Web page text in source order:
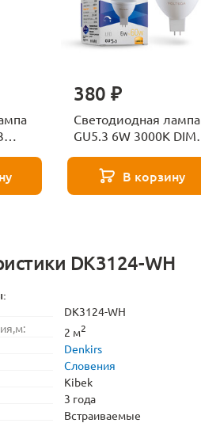
380 ₽
Светодиодная лампа
GU5.3 6W 3000K DIM
В корзину
DK3124-WH
DK3124-WH
2 м2
Denkirs
Словения
Kibek
3 года
Встраиваемые